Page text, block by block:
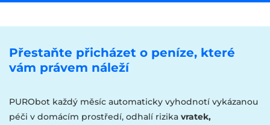
Přestaňte přicházet o peníze, které
vám právem náleží
PURObot každý měsíc automaticky vyhodnotí vykázanou
péči v domácím prostředí, odhalí rizika vratek,